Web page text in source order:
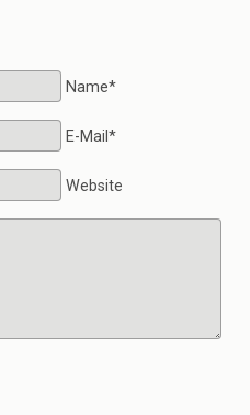
Name*
E-Mail*
Website